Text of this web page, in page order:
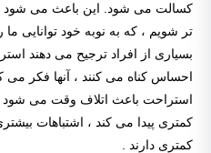
کسالت می شود. این باعث می شود
تر شویم ، که به نوبه خود توانایی
بسیاری از افراد ترجیح می دهند
احساس کناه می کنند ، آنها فکر می
استراحت باعث اتلاف وقت می شود
کمتری پیدا می کند ، اشتباهات
کمتری دارند .